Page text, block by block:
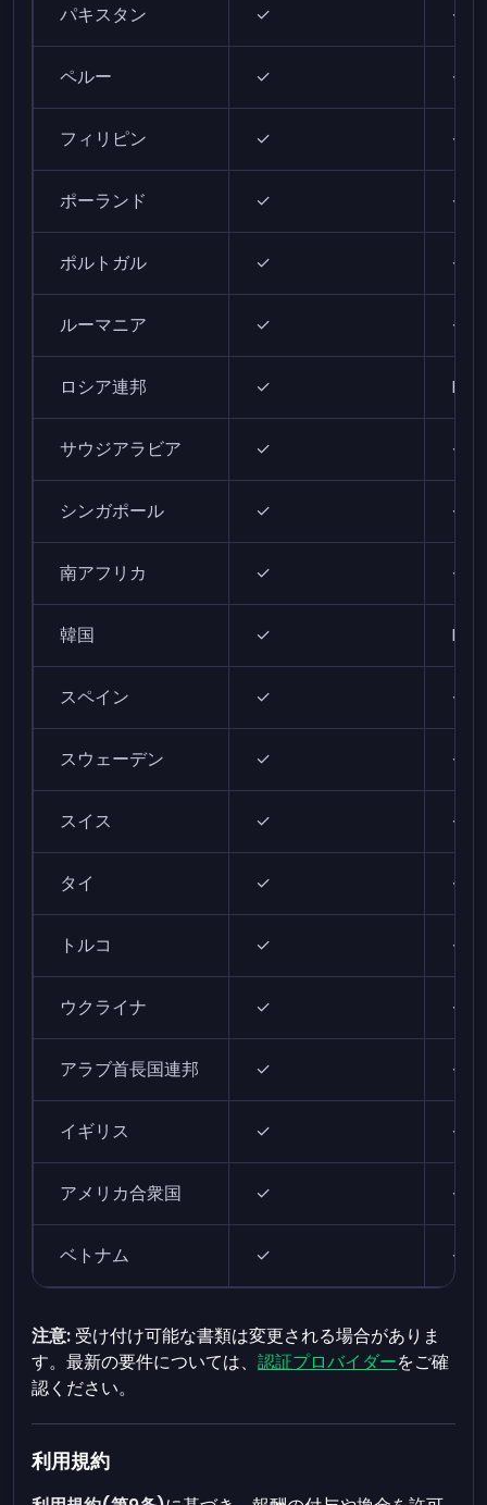
パキスタン ✓ ✓
ペルー ✓ ✓
フィリピン ✓ ✓
ポーランド ✓ ✓
ポルトガル ✓ ✓
ルーマニア ✓ ✓
ロシア連邦 ✓ N/A
サウジアラビア ✓ ✓
シンガポール ✓ ✓
南アフリカ ✓ ✓
韓国 ✓ N/A
スペイン ✓ ✓
スウェーデン ✓ ✓
スイス ✓ ✓
タイ ✓ ✓
トルコ ✓ ✓
ウクライナ ✓ ✓
アラブ首長国連邦 ✓ ✓
イギリス ✓ ✓
アメリカ合衆国 ✓ ✓
ベトナム ✓ ✓
注意: 受け付け可能な書類は変更される場合がありま
す。最新の要件については、認証プロバイダーをご確
認ください。
利用規約